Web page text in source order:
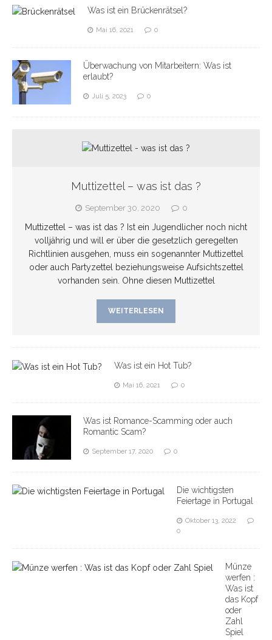
Was ist ein Brückenrätsel?
Mai 16, 2021 0
Überwachung von Mitarbeitern: Was ist
erlaubt?
Juli 5, 2023 0
Muttizettel – was ist das ?
September 30, 2020 0
Muttizettel – was ist das ? Ist ein Jugendlicher noch nicht
volljährig und will er über die gesetzlich geregelten
Richtlinien ausgehen, muss ein sogenannter Muttizettel
oder auch Partyzettel beziehungsweise Aufsichtszettel
vorhanden sein. Ohne diesen Muttizettel
WEITERLESEN
Was ist ein Hot Tub?
Mai 16, 2021 0
Was ist Romance-Scamming oder auch
Romantic Scam?
September 17, 2020 0
Die wichtigsten
Feiertage in Portugal
Oktober 13, 2022
0
Münze
werfen :
Was ist
das Kopf
oder
Zahl
Spiel